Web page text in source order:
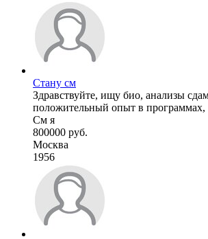
Стану см
Здравствуйте, ищу био, анализы
положительный опыт в программах,
См я
800000 руб.
Москва
1956